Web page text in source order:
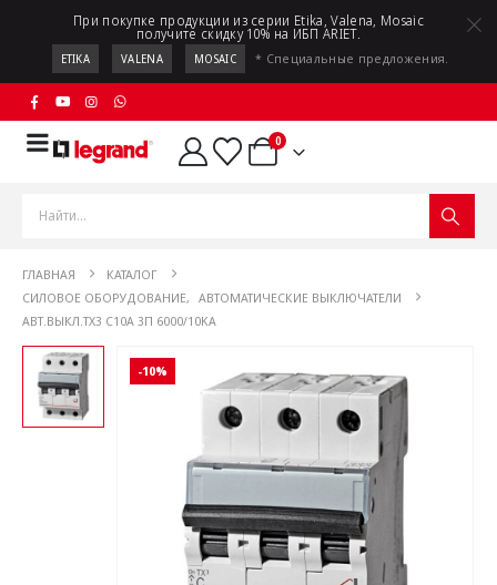
При покупке продукции из серии Etika, Valena, Mosaic
получите скидку 10% на ИБП ARIET.
ETIKA VALENA MOSAIC * Специальные предложения.
0
ГЛАВНАЯ
КАТАЛОГ
СИЛОВОЕ ОБОРУДОВАНИЕ, АВТОМАТИЧЕСКИЕ ВЫКЛЮЧАТЕЛИ
АВТ.ВЫКЛ.TX3 C10A 3П 6000/10KA
-10%